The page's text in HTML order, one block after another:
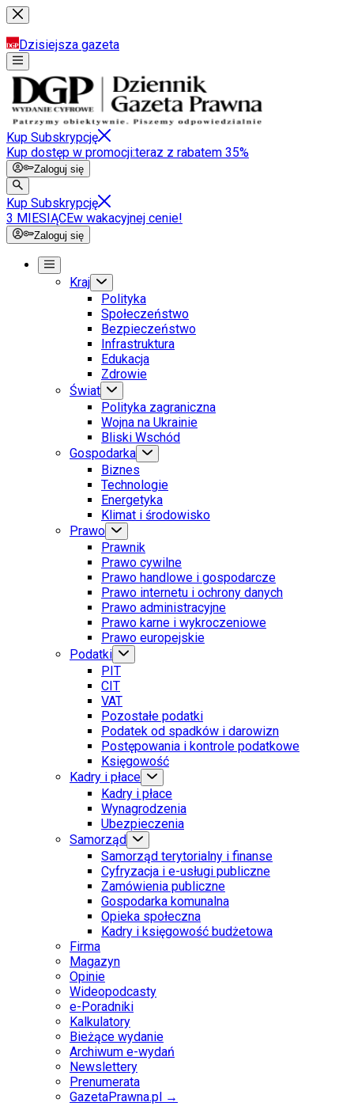
Dzisiejsza gazeta
Kup Subskrypcję
Kup dostęp w promocji:teraz z rabatem 35%
Zaloguj się
Kup Subskrypcję
3 MIESIĄCEw wakacyjnej cenie!
Zaloguj się
Kraj
Polityka
Społeczeństwo
Bezpieczeństwo
Infrastruktura
Edukacja
Zdrowie
Świat
Polityka zagraniczna
Wojna na Ukrainie
Bliski Wschód
Gospodarka
Biznes
Technologie
Energetyka
Klimat i środowisko
Prawo
Prawnik
Prawo cywilne
Prawo handlowe i gospodarcze
Prawo internetu i ochrony danych
Prawo administracyjne
Prawo karne i wykroczeniowe
Prawo europejskie
Podatki
PIT
CIT
VAT
Pozostałe podatki
Podatek od spadków i darowizn
Postępowania i kontrole podatkowe
Księgowość
Kadry i płace
Kadry i płace
Wynagrodzenia
Ubezpieczenia
Samorząd
Samorząd terytorialny i finanse
Cyfryzacja i e-usługi publiczne
Zamówienia publiczne
Gospodarka komunalna
Opieka społeczna
Kadry i księgowość budżetowa
Firma
Magazyn
Opinie
Wideopodcasty
e-Poradniki
Kalkulatory
Bieżące wydanie
Archiwum e-wydań
Newslettery
Prenumerata
GazetaPrawna.pl →